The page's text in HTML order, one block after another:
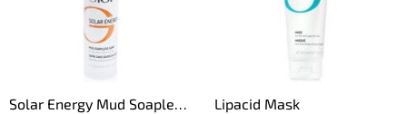
Solar Energy Mud Soapless
Lipacid Mask